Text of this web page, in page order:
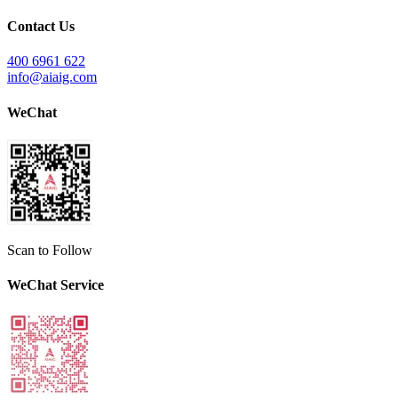
Contact Us
400 6961 622
info@aiaig.com
WeChat
Scan to Follow
WeChat Service